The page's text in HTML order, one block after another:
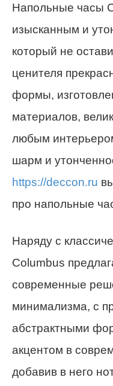
Напольные часы
изысканным и
который не
ценителя
формы,
материалов,
любым
шарм и
https://deccon.ru
про напольные
Наряду с
Columbus
современные
минимализма, с
абстрактными
акцентом в
добавив в него